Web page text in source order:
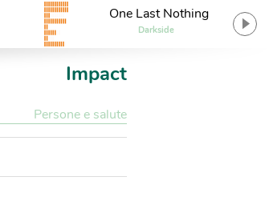
One Last Nothing
Darkside
Impact
Persone e salute